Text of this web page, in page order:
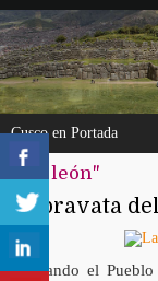
Cusco en Portada
"alií león"
La bravata
Cuando el Pueblo